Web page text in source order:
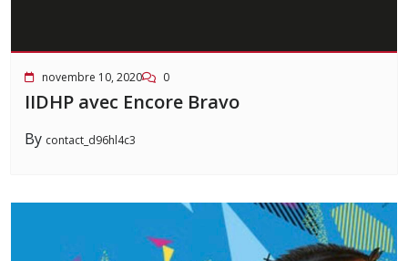
novembre 10, 2020 0
IIDHP avec Encore Bravo
By contact_d96hl4c3